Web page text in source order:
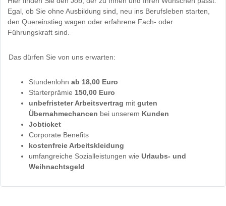
Egal, ob Sie ohne Ausbildung sind, neu ins Berufsleben starten,
den Quereinstieg wagen oder erfahrene Fach- oder
Führungskraft sind.
Das dürfen Sie von uns erwarten:
Stundenlohn ab 18,00 Euro
Starterprämie 150,00 Euro
unbefristeter Arbeitsvertrag mit guten
Übernahmechancen bei unserem Kunden
Jobticket
Corporate Benefits
kostenfreie Arbeitskleidung
umfangreiche Sozialleistungen wie Urlaubs- und
Weihnachtsgeld